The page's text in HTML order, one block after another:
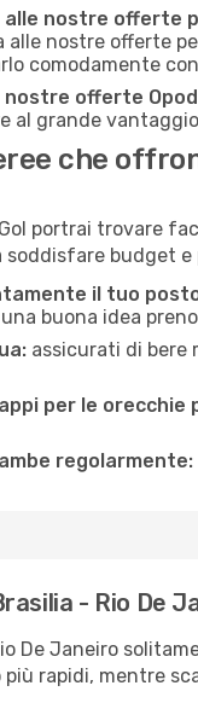
alle nostre offerte
alle nostre offerte
comodamente
offerte
al grande
che
portrai trovare
soddisfare budget
il tuo
buona idea
assicurati di bere
per le orecchie
regolarmente:
- Rio De
De Janeiro
rapidi, mentre